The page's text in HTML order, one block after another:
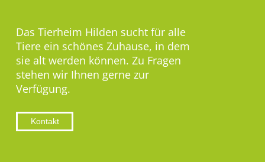
Das Tierheim Hilden sucht für alle
Tiere ein schönes Zuhause, in dem
sie alt werden können. Zu Fragen
stehen wir Ihnen gerne zur
Verfügung.
Kontakt